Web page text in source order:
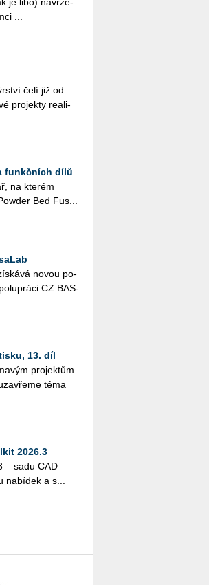
je libo) na­vr­že­
...
čelí již od
pro­jek­ty re­a­li­
funkčních dílů
na kte­rém
Bed Fus...
novou po­
CZ BAS­
13. díl
pro­jek­tům
téma
2026.3
– sadu CAD
a s...